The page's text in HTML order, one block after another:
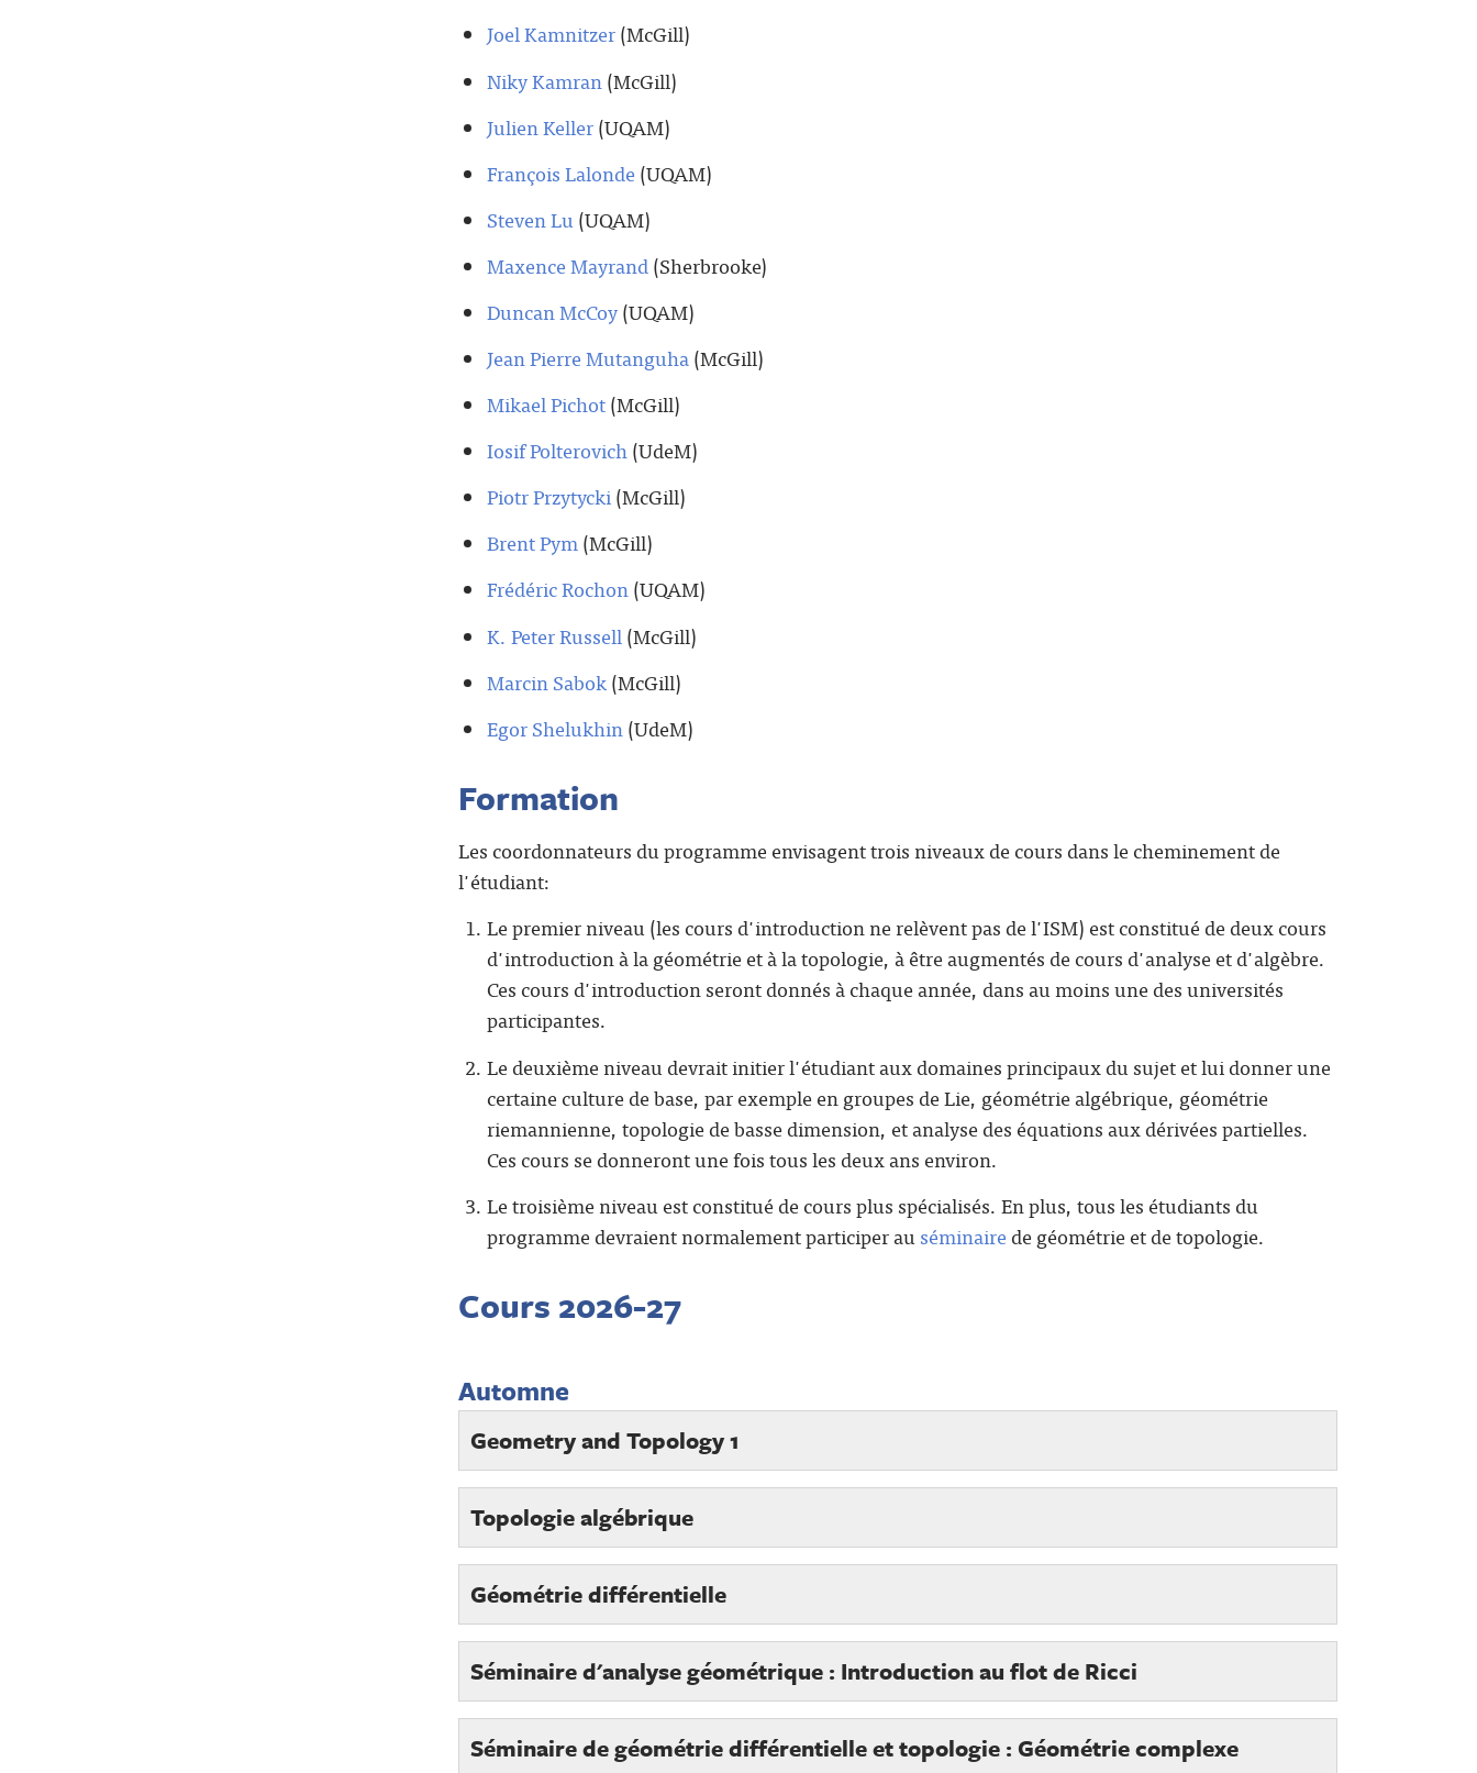
Joel Kamnitzer(McGill)
Niky Kamran(McGill)
Julien Keller(UQAM)
François Lalonde (UQAM)
Steven Lu(UQAM)
Maxence Mayrand(Sherbrooke)
Duncan McCoy(UQAM)
Jean Pierre Mutanguha(McGill)
Mikael Pichot(McGill)
Iosif Polterovich(UdeM)
Piotr Przytycki(McGill)
Brent Pym(McGill)
Frédéric Rochon(UQAM)
K. Peter Russell(McGill)
Marcin Sabok(McGill)
Egor Shelukhin(UdeM)
Formation
Les coordonnateurs du programme envisagent trois niveaux de cours dans le cheminement de
l'étudiant:
Le premier niveau (les cours d'introduction ne relèvent pas de l'ISM) est constitué de deux cours
d'introduction à la géométrie et à la topologie, à être augmentés de cours d'analyse et d'algèbre.
Ces cours d'introduction seront donnés à chaque année, dans au moins une des universités
participantes.
Le deuxième niveau devrait initier l'étudiant aux domaines principaux du sujet et lui donner une
certaine culture de base, par exemple en groupes de Lie, géométrie algébrique, géométrie
riemannienne, topologie de basse dimension, et analyse des équations aux dérivées partielles.
Ces cours se donneront une fois tous les deux ans environ.
Le troisième niveau est constitué de cours plus spécialisés. En plus, tous les étudiants du
programme devraient normalement participer auséminaire de géométrie et de topologie.
Cours 2026-27
Automne
Geometry and Topology 1
Topologie algébrique
Géométrie différentielle
Séminaire d'analyse géométrique : Introduction au flot de Ricci
Séminaire de géométrie différentielle et topologie : Géométrie complexe